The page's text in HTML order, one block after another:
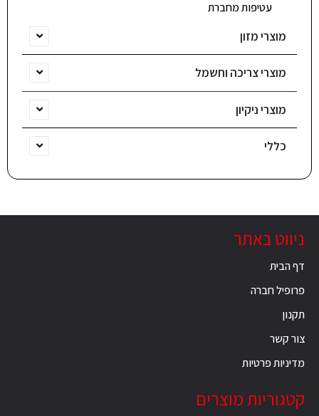
עטיפות מחברת
מוצרי מזון
מוצרי צריכה וחשמל
מוצרי ניקיון
כללי
ניווט באתר
דף הבית
פרופיל חברה
תקנון
צור קשר
מדיניות פרטיות
קטגוריות מוצרים